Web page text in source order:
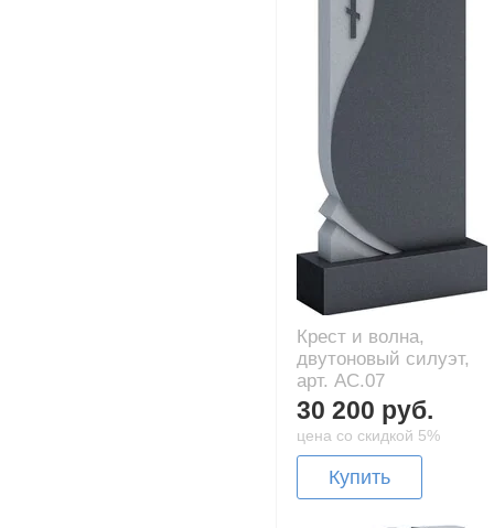
Крест и волна,
двутоновый силуэт,
арт. AC.07
30 200 руб.
цена со скидкой 5%
Купить